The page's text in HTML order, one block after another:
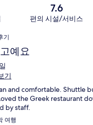
7.6
편의 시설/서비스
기
예요
기
and comfortable. Shuttle
the Greek restaurant
by staff.
여행